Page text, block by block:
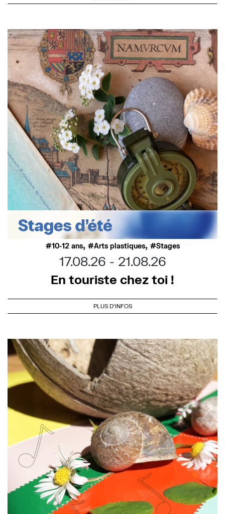
10-12 ans, Arts plastiques, Stages
17.08.26
21.08.26
En touriste chez toi !
PLUS D'INFOS